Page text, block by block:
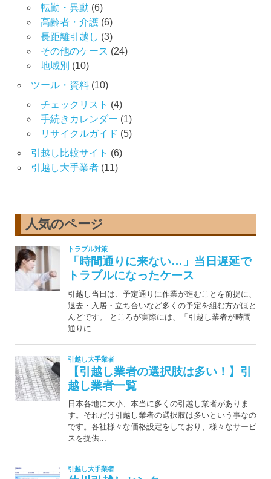
転勤・異動 (6)
高齢者・介護(6)
長距離引越し (3)
その他のケース (24)
地域別 (10)
ツール・資料(10)
チェックリスト (4)
手続きカレンダー (1)
リサイクルガイド (5)
引越し比較サイト (6)
引越し大手業者(11)
人気のページ